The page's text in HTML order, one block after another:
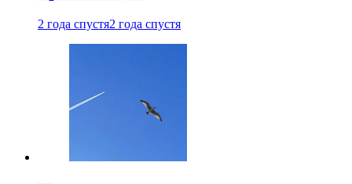
2 года спустя2 года спустя